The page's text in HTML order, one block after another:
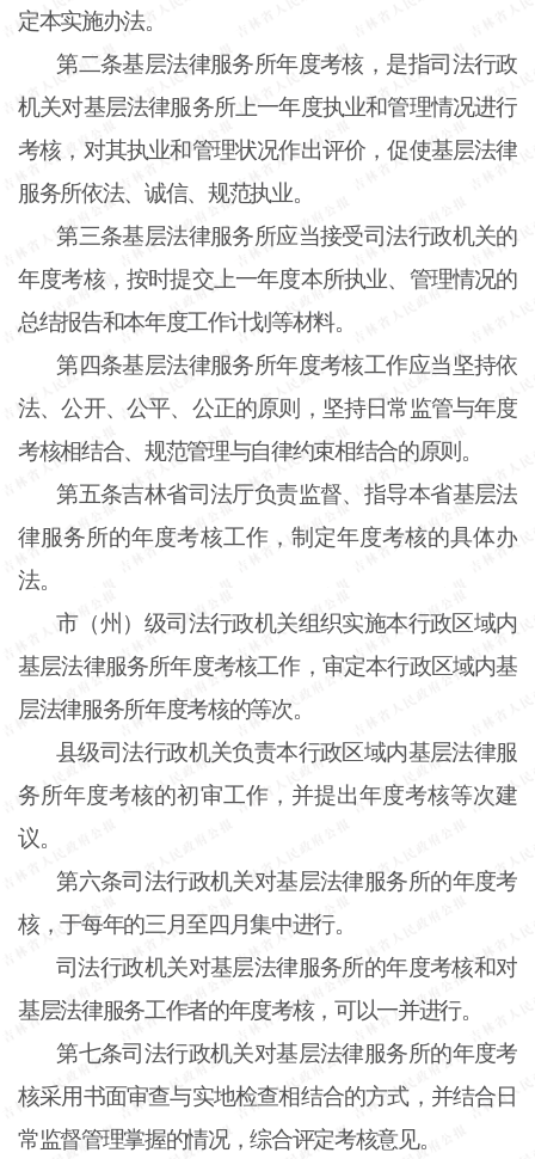
定本实施办法。
第二条基层法律服务所年度考核，是指司法行政
机关对基层法律服务所上一年度执业和管理情况进行
考核，对其执业和管理状况作出评价，促使基层法律
服务所依法、诚信、规范执业。
第三条基层法律服务所应当接受司法行政机关的
年度考核，按时提交上一年度本所执业、管理情况的
总结报告和本年度工作计划等材料。
第四条基层法律服务所年度考核工作应当坚持依
法、公开、公平、公正的原则，坚持日常监管与年度
考核相结合、规范管理与自律约束相结合的原则。
第五条吉林省司法厅负责监督、指导本省基层法
律服务所的年度考核工作，制定年度考核的具体办
法。
市（州）级司法行政机关组织实施本行政区域内
基层法律服务所年度考核工作，审定本行政区域内基
层法律服务所年度考核的等次。
县级司法行政机关负责本行政区域内基层法律服
务所年度考核的初审工作，并提出年度考核等次建
议。
第六条司法行政机关对基层法律服务所的年度考
核，于每年的三月至四月集中进行。
司法行政机关对基层法律服务所的年度考核和对
基层法律服务工作者的年度考核，可以一并进行。
第七条司法行政机关对基层法律服务所的年度考
核采用书面审查与实地检查相结合的方式，并结合日
常监督管理掌握的情况，综合评定考核意见。